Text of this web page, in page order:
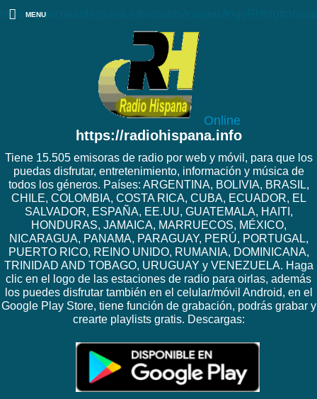
https://www.radiohispana.info/assets/images/
Online
https://radiohispana.info
Tiene 15.505 emisoras de radio por web y móvil, para que los
puedas disfrutar, entretenimiento, información y música de
todos los géneros. Países: ARGENTINA, BOLIVIA, BRASIL,
CHILE, COLOMBIA, COSTA RICA, CUBA, ECUADOR, EL
SALVADOR, ESPAÑA, EE.UU, GUATEMALA, HAITI,
HONDURAS, JAMAICA, MARRUECOS, MÉXICO,
NICARAGUA, PANAMA, PARAGUAY, PERÚ, PORTUGAL,
PUERTO RICO, REINO UNIDO, RUMANIA, DOMINICANA,
TRINIDAD AND TOBAGO, URUGUAY y VENEZUELA. Haga
clic en el logo de las estaciones de radio para oirlas, además
los puedes disfrutar también en el celular/móvil Android, en el
Google Play Store, tiene función de grabación, podrás grabar y
crearte playlists gratis. Descargas:
MENU